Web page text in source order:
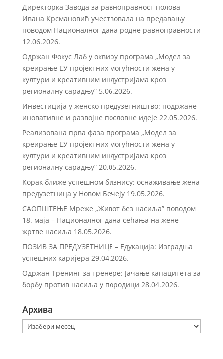
Директорка Завода за равноправност полова
Ивана Крсмановић учествовала на предавању
поводом Националног дана родне равноправности
12.06.2026.
Одржан Фокус Лаб у оквиру програма „Модел за
креирање ЕУ пројектних могућности жена у
култури и креативним индустријама кроз
регионалну сарадњу“ 5.06.2026.
Инвестиција у женско предузетништво: подржане
иновативне и развојне пословне идеје 22.05.2026.
Реализована прва фаза програма „Модел за
креирање ЕУ пројектних могућности жена у
култури и креативним индустријама кроз
регионалну сарадњу“ 20.05.2026.
Корак ближе успешном бизнису: оснаживање жена
предузетница у Новом Бечеју 19.05.2026.
САОПШТЕЊЕ Мреже „Живот без насиља” поводом
18. маја – Националног дана сећања на жене
жртве насиља 18.05.2026.
ПОЗИВ ЗА ПРЕДУЗЕТНИЦЕ – Eдукација: Изградња
успешних каријера 29.04.2026.
Одржан Тренинг за тренере: Јачање капацитета за
борбу против насиља у породици 28.04.2026.
Архива
Архива